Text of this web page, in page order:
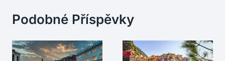
Podobné Příspěvky